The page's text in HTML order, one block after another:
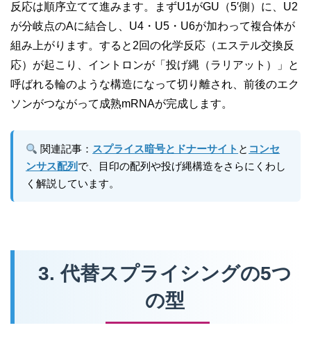
反応は順序立てて進みます。まずU1がGU（5′側）に、U2
が分岐点のAに結合し、U4・U5・U6が加わって複合体が
組み上がります。すると2回の化学反応（エステル交換反
応）が起こり、イントロンが「投げ縄（ラリアット）」と
呼ばれる輪のような構造になって切り離され、前後のエク
ソンがつながって成熟mRNAが完成します。
関連記事： スプライス暗号とドナーサイト と コンセ
ンサス配列 で、目印の配列や投げ縄構造をさらにくわし
く解説しています。
3. 代替スプライシングの5つ
の型